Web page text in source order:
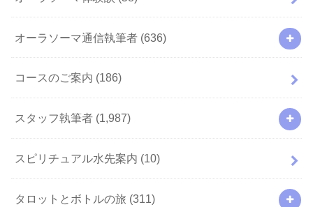
オーラソーマ通信執筆者 (636)
コースのご案内 (186)
スタッフ執筆者 (1,987)
スピリチュアル水先案内 (10)
タロットとボトルの旅 (311)